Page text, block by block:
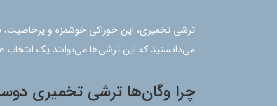
ترشی تخمیری، این خوراکی خوشمزه و پرخاصیت، نه
می‌دانستید که این ترشی‌ها می‌توانند یک انتخاب
چرا وگان‌ها ترشی تخمیری